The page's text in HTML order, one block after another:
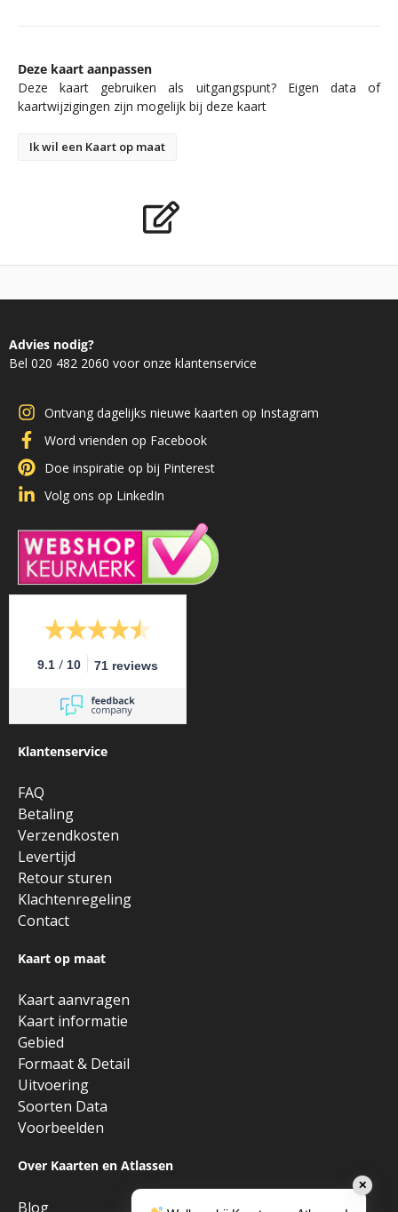
Deze kaart aanpassen
Deze kaart gebruiken als uitgangspunt? Eigen data of
kaartwijzigingen zijn mogelijk bij deze kaart
Ik wil een Kaart op maat
Advies nodig?
Bel 020 482 2060 voor onze klantenservice
Ontvang dagelijks nieuwe kaarten op Instagram
Word vrienden op Facebook
Doe inspiratie op bij Pinterest
Volg ons op LinkedIn
9.1 / 10 71 reviews
Klantenservice
FAQ
Betaling
Verzendkosten
Levertijd
Retour sturen
Klachtenregeling
Contact
Kaart op maat
Kaart aanvragen
Kaart informatie
Gebied
Formaat & Detail
Uitvoering
Soorten Data
Voorbeelden
Over Kaarten en Atlassen
Blog
✕